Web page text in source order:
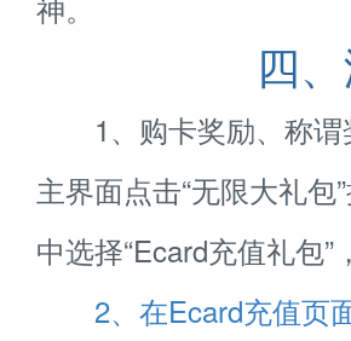
四
1、购卡奖励、称谓
主界面点击“无限大礼
中选择“Ecard充值礼包
2、在Ecard充值页